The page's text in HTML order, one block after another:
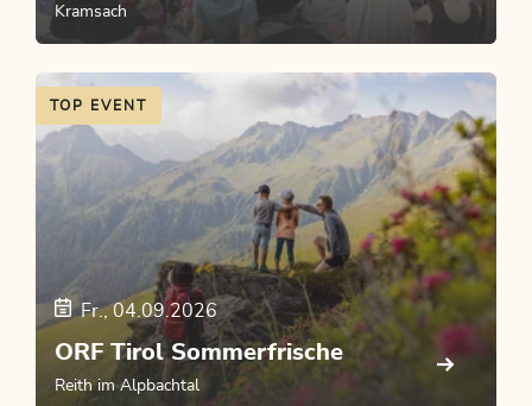
Kramsach
TOP EVENT
Fr., 04.09.2026
ORF Tirol Sommerfrische
Reith im Alpbachtal